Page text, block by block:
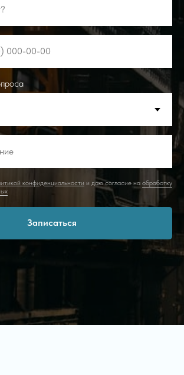
конфиденциальности и даю согласие на обработку
Записаться